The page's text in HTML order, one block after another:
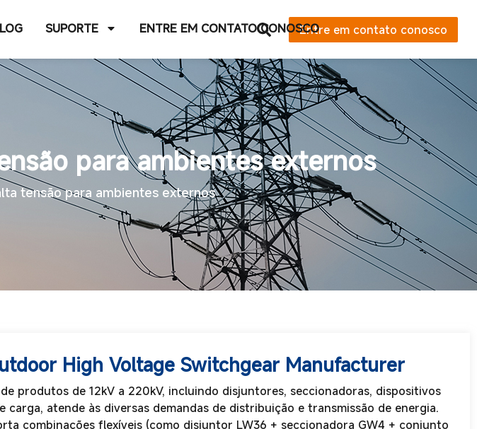
SUPORTE ENTRE EM CONTATO CONOSCOEntre em contato conosco
para ambientes externos
tensão para ambientes externos
High Voltage Switchgear Manufacturer
produtos de 12kV a 220kV, incluindo disjuntores, seccionadoras, dispositivos
carga, atende às diversas demandas de distribuição e transmissão de energia.
combinações flexíveis (como disjuntor LW36 + seccionadora GW4 + conjunto